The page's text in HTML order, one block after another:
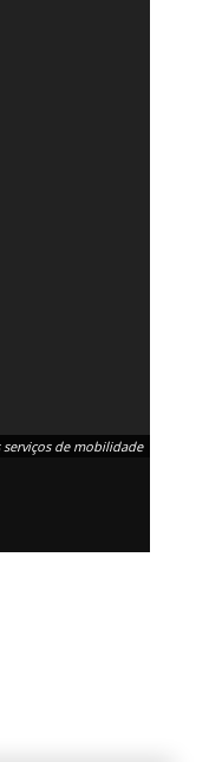
de mobilidade